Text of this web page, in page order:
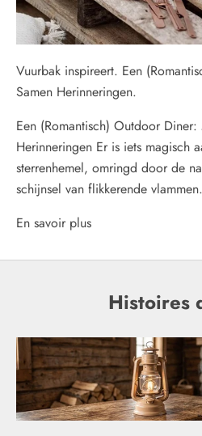
Vuurbak inspireert. Een
Samen Herinneringen.
Een (Romantisch) Outdoor Diner:
Herinneringen Er is iets magisch
sterrenhemel, omringd door de
schijnsel van flikkerende
En savoir plus
Histoires